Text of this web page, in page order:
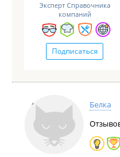
Эксперт Справочника
компаний
Подписаться
Белка